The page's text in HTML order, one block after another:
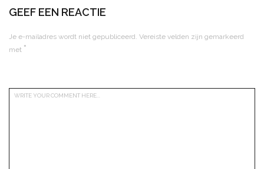
GEEF EEN REACTIE
Je e-mailadres wordt niet gepubliceerd. Vereiste velden zijn gemarkeerd
met *